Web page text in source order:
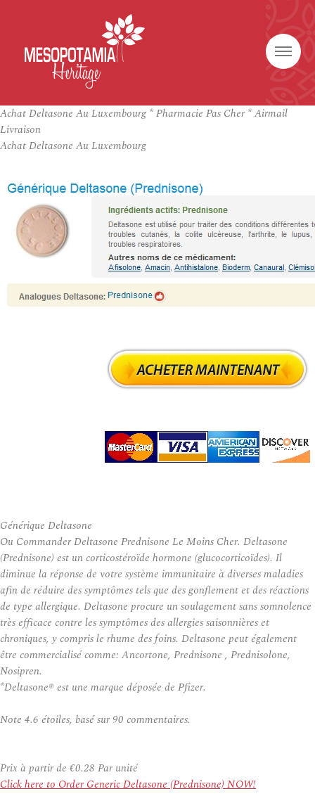
Achat Deltasone Au Luxembourg * Pharmacie Pas Cher * Airmail
Livraison
Achat Deltasone Au Luxembourg
Générique Deltasone
Ou Commander Deltasone Prednisone Le Moins Cher. Deltasone
(Prednisone) est un corticostéroïde hormone (glucocorticoïdes). Il
diminue la réponse de votre système immunitaire à diverses maladies
afin de réduire des symptômes tels que des gonflement et des réactions
de type allergique. Deltasone procure un soulagement sans somnolence
très efficace contre les symptômes des allergies saisonnières et
chroniques, y compris le rhume des foins. Deltasone peut également
être commercialisé comme: Ancortone, Prednisone , Prednisolone,
Nosipren.
*Deltasone® est une marque déposée de Pfizer.
Note 4.6 étoiles, basé sur 90 commentaires.
Prix à partir de €0.28 Par unité
Click here to Order Generic Deltasone (Prednisone) NOW!